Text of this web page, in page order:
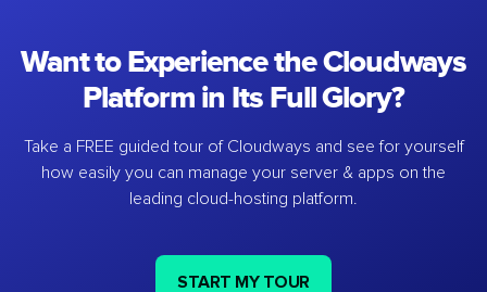
Want to Experience the Cloudways
Platform in Its Full Glory?
Take a FREE guided tour of Cloudways and see for yourself
how easily you can manage your server & apps on the
leading cloud-hosting platform.
START MY TOUR